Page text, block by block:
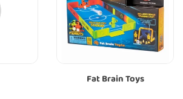
Fat Brain Toys